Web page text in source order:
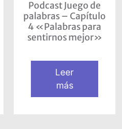
Podcast Juego de
palabras – Capítulo
4 «Palabras para
sentirnos mejor»
Leer
más